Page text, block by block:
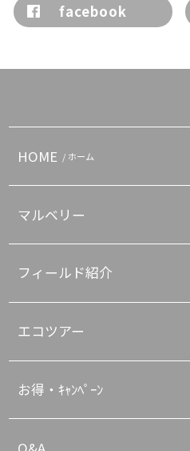
facebook
HOME / ホーム
マルベリー
フィールド紹介
エコツアー
お得・ｷｬﾝﾍﾟｰﾝ